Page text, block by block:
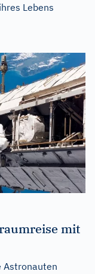
Lebens
mit
Astronauten